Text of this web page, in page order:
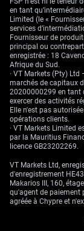
en tant
Limited (le «
services
Fournisseur de
principal ou
enregistrée : 18
Afrique du Sud.
· VT Markets (Pty)
marchés de capitaux
20200000299 en tant
exercer des activités
Elle n'est pas
opérations clients.
· VT Markets Limited
par la Mauritius
licence GB23202269.
VT Markets Ltd,
d'enregistrement
Makarios III, 160,
qu'agent de paiement
agréée à Chypre et